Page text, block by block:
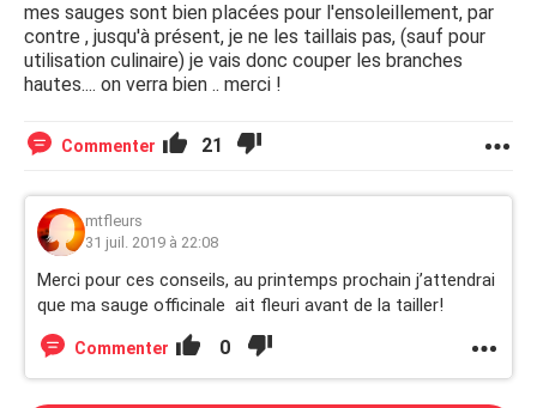
mes sauges sont bien placées pour l'ensoleillement, par
contre , jusqu'à présent, je ne les taillais pas, (sauf pour
utilisation culinaire) je vais donc couper les branches
hautes.... on verra bien .. merci !
Commenter 21
mtfleurs
31 juil. 2019 à 22:08
Merci pour ces conseils, au printemps prochain j’attendrai
que ma sauge officinale ait fleuri avant de la tailler!
Commenter 0